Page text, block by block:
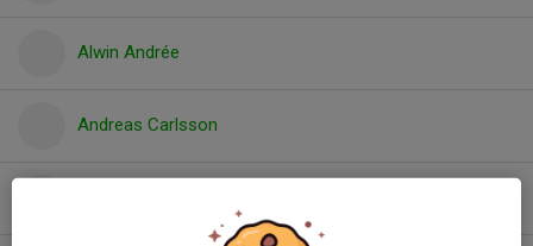
Alwin Andrée
Andreas Carlsson